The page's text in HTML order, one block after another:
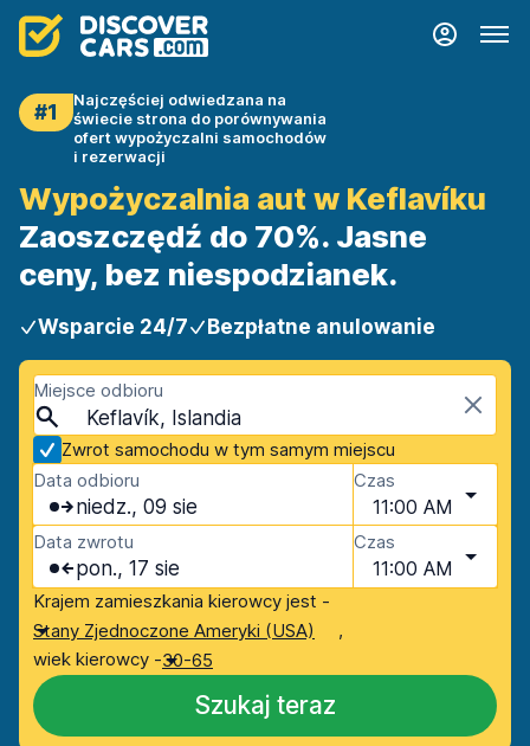
#1
Najczęściej odwiedzana na
świecie strona do porównywania
ofert wypożyczalni samochodów
i rezerwacji
Wypożyczalnia aut w Keflavíku
Zaoszczędź do 70%. Jasne
ceny, bez niespodzianek.
Wsparcie 24/7 Bezpłatne anulowanie
Miejsce odbioru
Keflavík, Islandia
Zwrot samochodu w tym samym miejscu
Data odbioru
niedz., 09 sie
Czas
11:00 AM
Data zwrotu
pon., 17 sie
Czas
11:00 AM
Krajem zamieszkania kierowcy jest -
Stany Zjednoczone Ameryki (USA)
,
wiek kierowcy -30-65
Szukaj teraz